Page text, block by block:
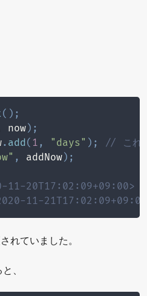
( ) ;
now) ;
. add ( 1 , "days" ) ;
// これ
, addNow) ;
11-20T17:02:09+09:00>
11-
れていました。
、